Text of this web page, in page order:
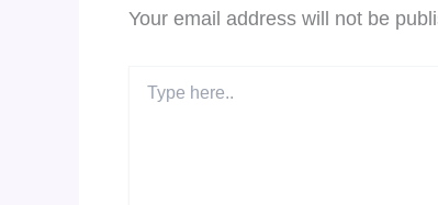
Your email address will not be
here..